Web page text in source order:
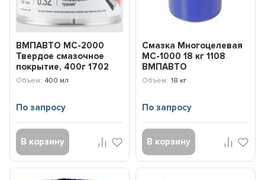
ВМПАВТО МС-2000
Твердое смазочное
покрытие, 400г 1702
Объем: 400 мл
По запросу
В корзину
Смазка Многоцелевая
МС-1000 18 кг 1108
ВМПАВТО
Объем: 18 кг
По запросу
В корзину